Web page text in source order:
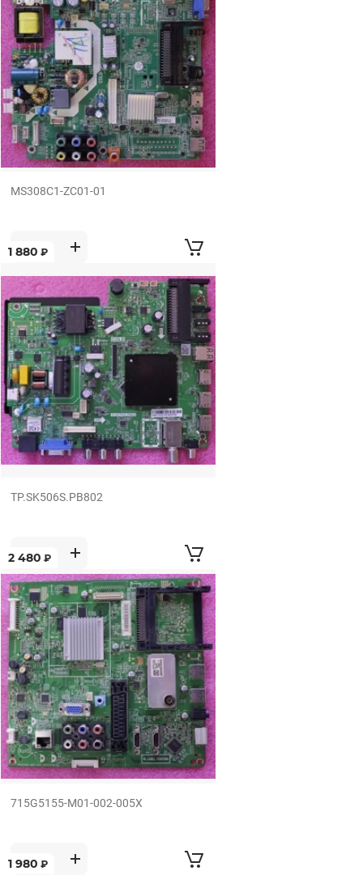
MS308C1-ZC01-01
1 880 ₽
TP.SK506S.PB802
2 480 ₽
715G5155-M01-002-005X
1 980 ₽